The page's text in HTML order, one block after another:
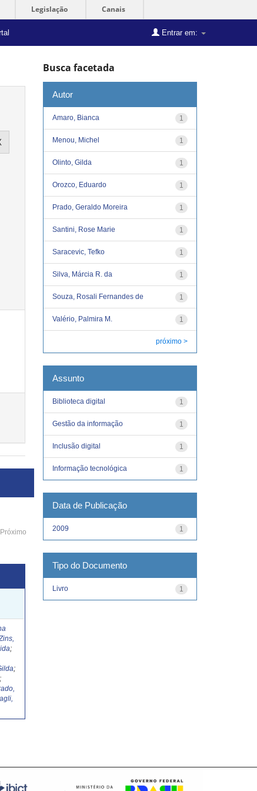
Legislação Canais
Entrar em:
Próximo
;
;
;
Busca facetada
Autor
1
Amaro, Bianca
1
Menou, Michel
1
Olinto, Gilda
1
Orozco, Eduardo
1
Prado, Geraldo Moreira
1
Santini, Rose Marie
1
Saracevic, Tefko
1
Silva, Márcia R. da
1
Souza, Rosali Fernandes de
1
Valério, Palmira M.
próximo >
Assunto
1
Biblioteca digital
1
Gestão da informação
1
Inclusão digital
1
Informação tecnológica
Data de Publicação
1
2009
Tipo do Documento
1
Livro